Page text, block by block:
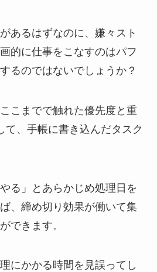
あるはずなのに、嫌々スト
的に仕事をこなすのはパフ
るのではないでしょうか？
こまでで触れた優先度と重
て、手帳に書き込んだタスク
る」とあらかじめ処理日を
、締め切り効果が働いて集
できます。
にかかる時間を見誤ってし